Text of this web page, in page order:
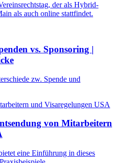
der als Hybrid-
als auch online stattfindet.
vs. Sponsoring |
zw. Spende und
von Mitarbeitern
eine Einführung in dieses